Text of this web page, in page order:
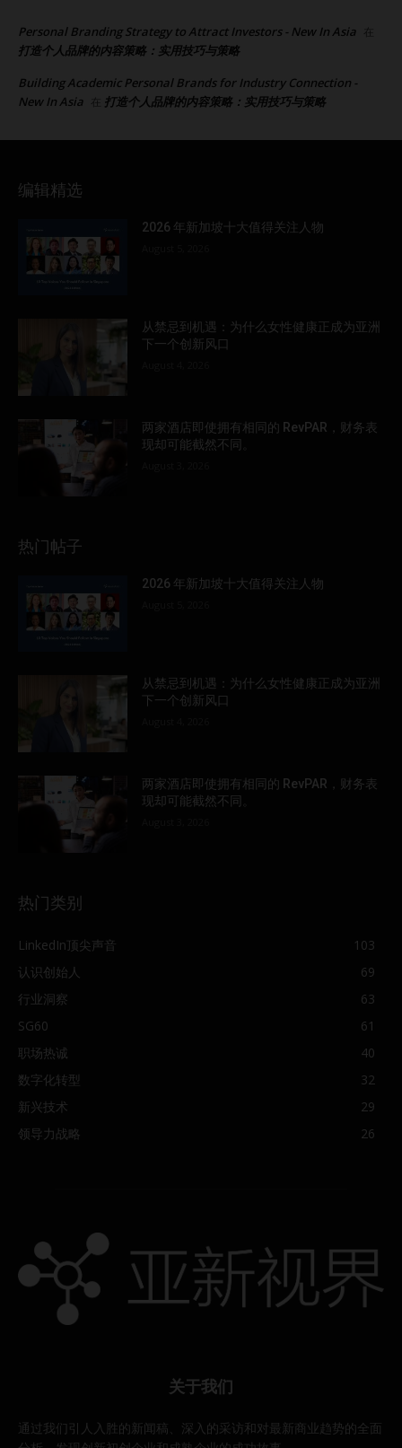
Personal Branding Strategy to Attract Investors - New In Asia 在
打造个人品牌的内容策略：实用技巧与策略
Building Academic Personal Brands for Industry Connection -
New In Asia
在 打造个人品牌的内容策略：实用技巧与策略
编辑精选
2026 年新加坡十大值得关注人物
从禁忌到机遇：为什么女性健康正成为亚洲
下一个创新风口
两家酒店即使拥有相同的 RevPAR，财务表
现却可能截然不同。
热门帖子
2026 年新加坡十大值得关注人物
从禁忌到机遇：为什么女性健康正成为亚洲
下一个创新风口
两家酒店即使拥有相同的 RevPAR，财务表
现却可能截然不同。
热门类别
LinkedIn顶尖声音
103
认识创始人
69
行业洞察
63
SG60
61
职场热诚
40
数字化转型
32
新兴技术
29
领导力战略
26
关于我们
通过我们引人入胜的新闻稿、深入的采访和对最新商业趋势的全面